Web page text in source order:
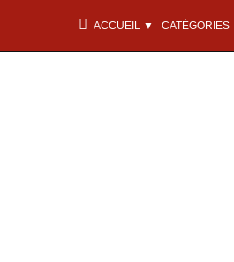
ACCUEIL ▼ CATÉGORIES